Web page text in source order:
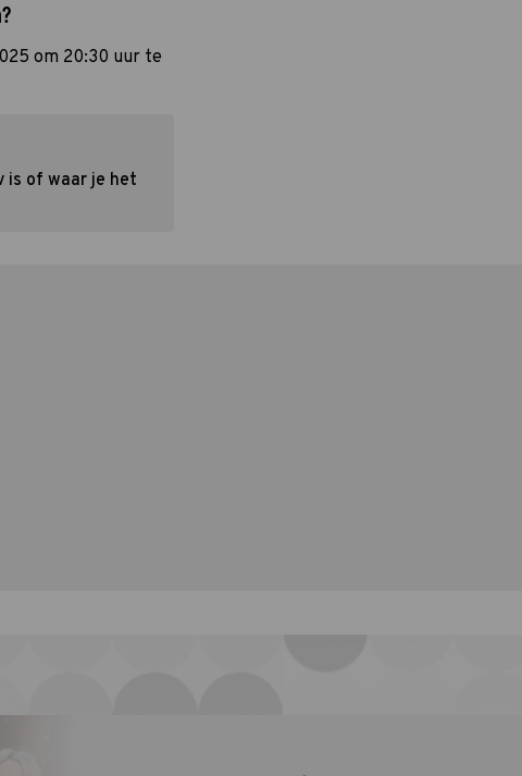
om 20:30 uur te
is of waar je het